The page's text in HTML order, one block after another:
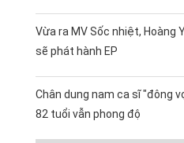
Vừa ra MV Sốc nhiệt, Hoàng
sẽ phát hành EP
Chân dung nam ca sĩ "đông
82 tuổi vẫn phong độ